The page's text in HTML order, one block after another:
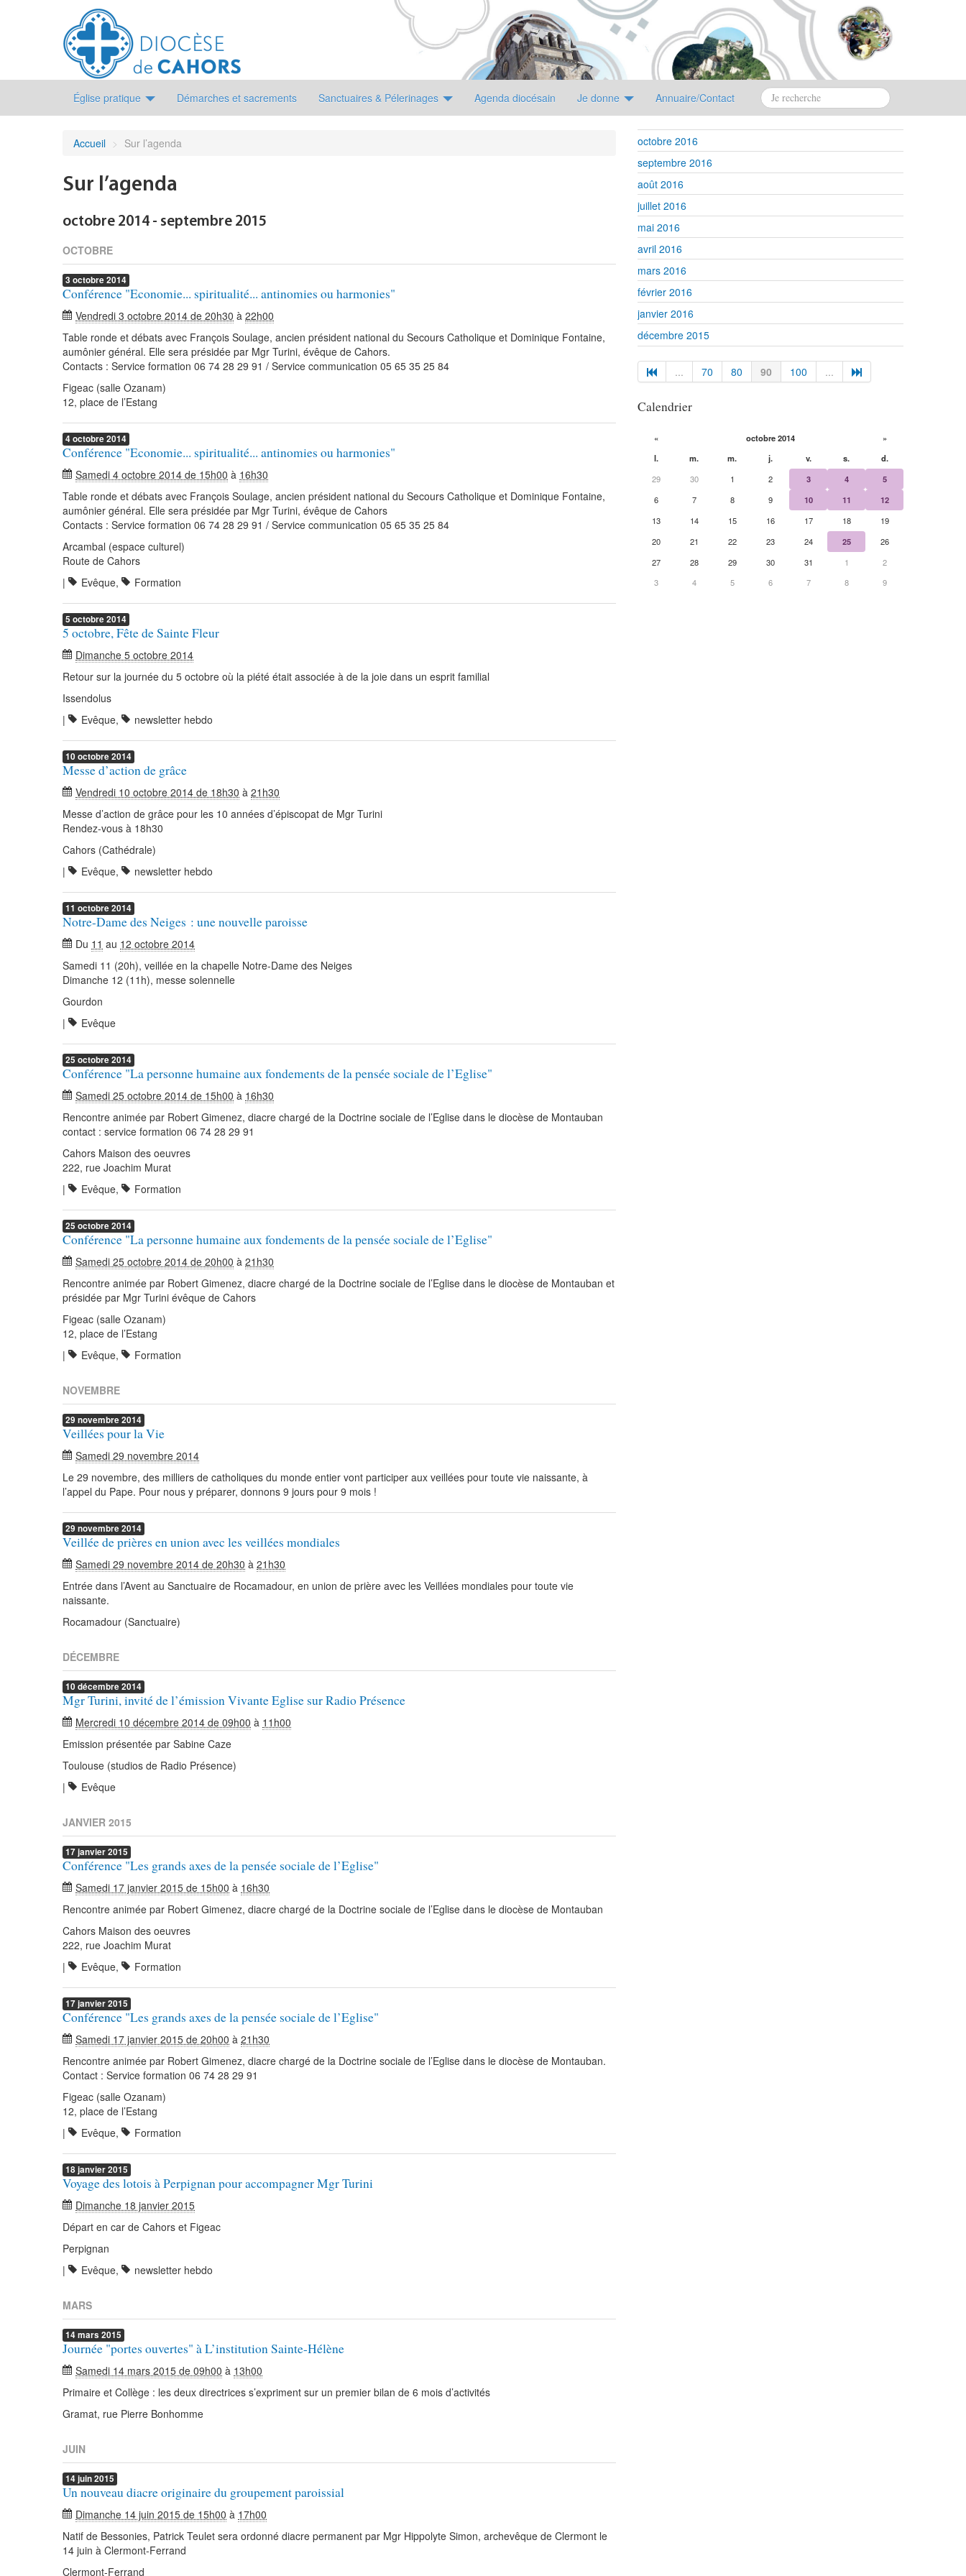
Église pratique Démarches et sacrements Sanctuaires & Pélerinages Agenda diocésain Je donne Annuaire/Contact
Accueil > Sur l’agenda
Sur l’agenda
octobre 2014 - septembre 2015
OCTOBRE
3 octobre2014
Conférence "Economie... spiritualité... antinomies ou harmonies"
Vendredi 3 octobre 2014 de 20h30 à 22h00
Table ronde et débats avec François Soulage, ancien président national du Secours Catholique et Dominique Fontaine,
aumônier général. Elle sera présidée par Mgr Turini, évêque de Cahors.
Contacts : Service formation 06 74 28 29 91 / Service communication 05 65 35 25 84
Figeac (salle Ozanam)
12, place de l’Estang
4octobre2014
Conférence "Economie... spiritualité... antinomies ou harmonies"
Samedi 4 octobre 2014 de 15h00 à 16h30
Table ronde et débats avec François Soulage, ancien président national du Secours Catholique et Dominique Fontaine,
aumônier général. Elle sera présidée par Mgr Turini, évêque de Cahors
Contacts : Service formation 06 74 28 29 91 / Service communication 05 65 35 25 84
Arcambal (espace culturel)
Route de Cahors
|
Evêque, Formation
5 octobre2014
5 octobre, Fête de Sainte Fleur
Dimanche 5 octobre 2014
Retour sur la journée du 5 octobre où la piété était associée à de la joie dans un esprit familial
Issendolus
|
Evêque, newsletter hebdo
10 octobre2014
Messe d’action de grâce
Vendredi 10 octobre 2014 de 18h30 à 21h30
Messe d’action de grâce pour les 10 années d’épiscopat de Mgr Turini
Rendez-vous à 18h30
Cahors (Cathédrale)
|
Evêque, newsletter hebdo
11 octobre2014
Notre-Dame des Neiges : une nouvelle paroisse
Du 11 au 12 octobre 2014
Samedi 11 (20h), veillée en la chapelle Notre-Dame des Neiges
Dimanche 12 (11h), messe solennelle
Gourdon
|
Evêque
25 octobre2014
Conférence "La personne humaine aux fondements de la pensée sociale de l’Eglise"
Samedi 25 octobre 2014 de 15h00 à 16h30
Rencontre animée par Robert Gimenez, diacre chargé de la Doctrine sociale de l’Eglise dans le diocèse de Montauban
contact : service formation 06 74 28 29 91
Cahors Maison des oeuvres
222, rue Joachim Murat
|
Evêque, Formation
25 octobre2014
Conférence "La personne humaine aux fondements de la pensée sociale de l’Eglise"
Samedi 25 octobre 2014 de 20h00 à 21h30
Rencontre animée par Robert Gimenez, diacre chargé de la Doctrine sociale de l’Eglise dans le diocèse de Montauban et
présidée par Mgr Turini évêque de Cahors
Figeac (salle Ozanam)
12, place de l’Estang
|
Evêque, Formation
NOVEMBRE
29 novembre2014
Veillées pour la Vie
Samedi 29 novembre 2014
Le 29 novembre, des milliers de catholiques du monde entier vont participer aux veillées pour toute vie naissante, à
l’appel du Pape. Pour nous y préparer, donnons 9 jours pour 9 mois !
29 novembre2014
Veillée de prières en union avec les veillées mondiales
Samedi 29 novembre 2014 de 20h30 à 21h30
Entrée dans l’Avent au Sanctuaire de Rocamadour, en union de prière avec les Veillées mondiales pour toute vie
naissante.
Rocamadour (Sanctuaire)
DÉCEMBRE
10 décembre2014
Mgr Turini, invité de l’émission Vivante Eglise sur Radio Présence
Mercredi 10 décembre 2014 de 09h00 à 11h00
Emission présentée par Sabine Caze
Toulouse (studios de Radio Présence)
|
Evêque
JANVIER 2015
17janvier2015
Conférence "Les grands axes de la pensée sociale de l’Eglise"
Samedi 17 janvier 2015 de 15h00 à 16h30
Rencontre animée par Robert Gimenez, diacre chargé de la Doctrine sociale de l’Eglise dans le diocèse de Montauban
Cahors Maison des oeuvres
222, rue Joachim Murat
|
Evêque, Formation
17janvier2015
Conférence "Les grands axes de la pensée sociale de l’Eglise"
Samedi 17 janvier 2015 de 20h00 à 21h30
Rencontre animée par Robert Gimenez, diacre chargé de la Doctrine sociale de l’Eglise dans le diocèse de Montauban.
Contact : Service formation 06 74 28 29 91
Figeac (salle Ozanam)
12, place de l’Estang
|
Evêque, Formation
18janvier2015
Voyage des lotois à Perpignan pour accompagner Mgr Turini
Dimanche 18 janvier 2015
Départ en car de Cahors et Figeac
Perpignan
|
Evêque, newsletter hebdo
MARS
14mars 2015
Journée "portes ouvertes" à L’institution Sainte-Hélène
Samedi 14 mars 2015 de 09h00 à 13h00
Primaire et Collège : les deux directrices s’expriment sur un premier bilan de 6 mois d’activités
Gramat, rue Pierre Bonhomme
JUIN
14juin2015
Un nouveau diacre originaire du groupement paroissial
Dimanche 14 juin 2015 de 15h00 à 17h00
Natif de Bessonies, Patrick Teulet sera ordonné diacre permanent par Mgr Hippolyte Simon, archevêque de Clermont le
14 juin à Clermont-Ferrand
Clermont-Ferrand
octobre 2016
septembre 2016
août 2016
juillet 2016
mai 2016
avril 2016
mars 2016
février 2016
janvier 2016
décembre 2015
... 70 80 90 100 ...
Calendrier
« octobre 2014
»
l.
m. m. j. v. s.
d.
29
30 1 2 3 4
5
6
7 8 9 10 11
12
13
14 15 16 17 18
19
20
21 22 23 24 25
26
27
28 29 30 31 1
2
3
4 5 6 7 8 9